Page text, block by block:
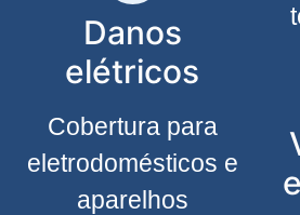
Danos
elétricos
Cobertura para
eletrodomésticos e
aparelhos